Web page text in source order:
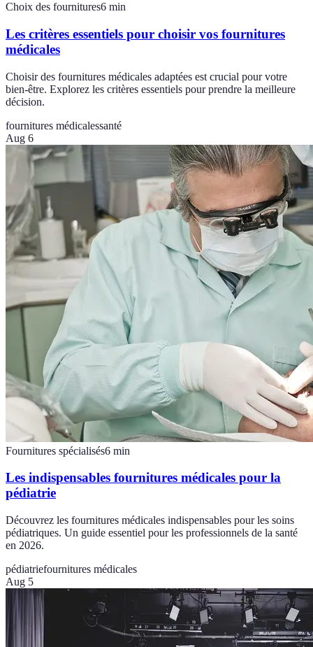
Choix des fournitures6 min
Les critères essentiels pour choisir vos fournitures
médicales
Choisir des fournitures médicales adaptées est crucial pour votre
bien-être. Explorez les critères essentiels pour prendre la meilleure
décision.
fournitures médicalessanté
Aug 6
Fournitures spécialisés6 min
Les indispensables fournitures médicales pour la
pédiatrie
Découvrez les fournitures médicales indispensables pour les soins
pédiatriques. Un guide essentiel pour les professionnels de la santé
en 2026.
pédiatriefournitures médicales
Aug 5